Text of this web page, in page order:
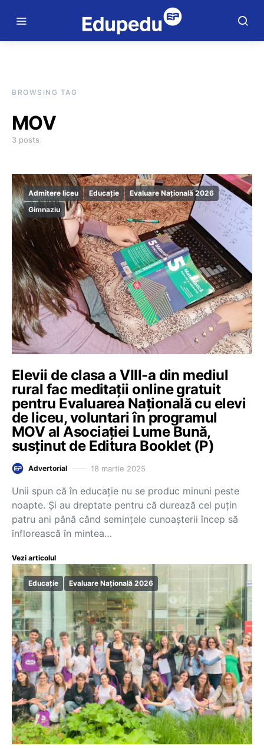
BROWSING TAG
MOV
3 posts
Admitere liceu Educație
Evaluare Națională 2026
Gimnaziu
Elevii de clasa a VIII-a din mediul
rural fac meditații online gratuit
pentru Evaluarea Națională cu elevi
de liceu, voluntari în programul
MOV al Asociației Lume Bună,
susținut de Editura Booklet (P)
Advertorial 18 martie 2025
Unii spun că în educație nu se produc minuni peste
noapte. Și au dreptate pentru că durează cel puțin
patru ani până când semințele cunoașterii încep să
înflorească în mintea…
Vezi articolul
Educație Evaluare Națională 2026